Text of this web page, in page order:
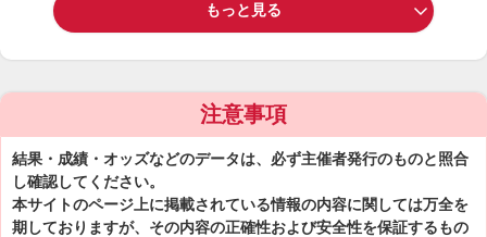
もっと見る
注意事項
結果・成績・オッズなどのデータは、必ず主催者発行のものと照合
し確認してください。
本サイトのページ上に掲載されている情報の内容に関しては万全を
期しておりますが、その内容の正確性および安全性を保証するもの